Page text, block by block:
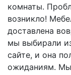
комнаты.
возникло!
доставлена
мы выбирали
сайте, и она
ожиданиям. Мы